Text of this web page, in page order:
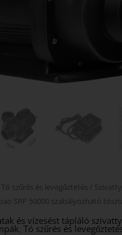
Tó szűrés és levegőztetés /
SRP 50000 szabályozható
és vízesést tápláló
,Tó szűrés és